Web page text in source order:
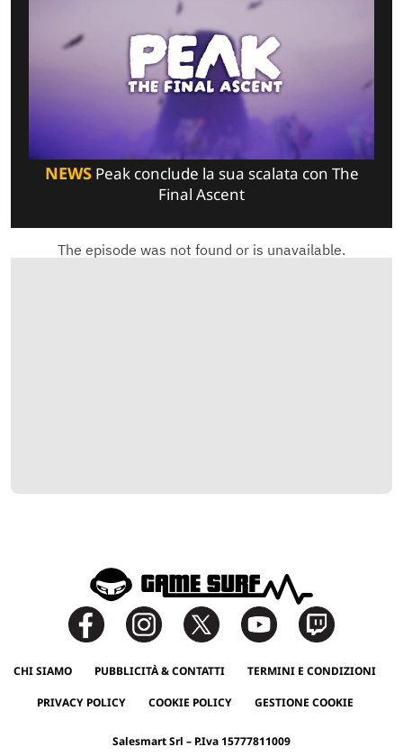
NEWSPeak conclude la sua scalata con The
Final Ascent
CHI SIAMO PUBBLICITÀ & CONTATTI TERMINI E CONDIZIONI
PRIVACY POLICY COOKIE POLICY GESTIONE COOKIE
Salesmart Srl – P.Iva 15777811009